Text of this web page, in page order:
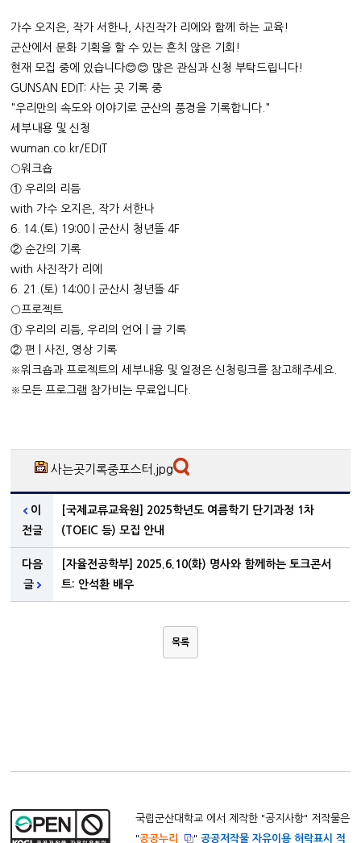
가수 오지은, 작가 서한나, 사진작가 리에와 함께 하는 교육!
군산에서 문화 기획을 할 수 있는 흔치 않은 기회!
현재 모집 중에 있습니다😊😊 많은 관심과 신청 부탁드립니다!
GUNSAN EDIT: 사는 곳 기록 중
"우리만의 속도와 이야기로 군산의 풍경을 기록합니다."
세부내용 및 신청
wuman.co.kr/EDIT
○워크숍
① 우리의 리듬
with 가수 오지은, 작가 서한나
6. 14.(토) 19:00 | 군산시 청년뜰 4F
② 순간의 기록
with 사진작가 리에
6. 21.(토) 14:00 | 군산시 청년뜰 4F
○프로젝트
① 우리의 리듬, 우리의 언어 | 글 기록
② 편 | 사진, 영상 기록
※워크숍과 프로젝트의 세부내용 및 일정은 신청링크를 참고해주세요.
※모든 프로그램 참가비는 무료입니다.
사는곳기록중포스터.jpg
이
전글
[국제교류교육원] 2025학년도 여름학기 단기과정 1차
(TOEIC 등) 모집 안내
다음
글
[자율전공학부] 2025.6.10(화) 명사와 함께하는 토크콘서
트: 안석환 배우
목록
국립군산대학교 에서 제작한 "공지사항" 저작물은
"공공누리 "공공저작물 자유이용 허락표시 적